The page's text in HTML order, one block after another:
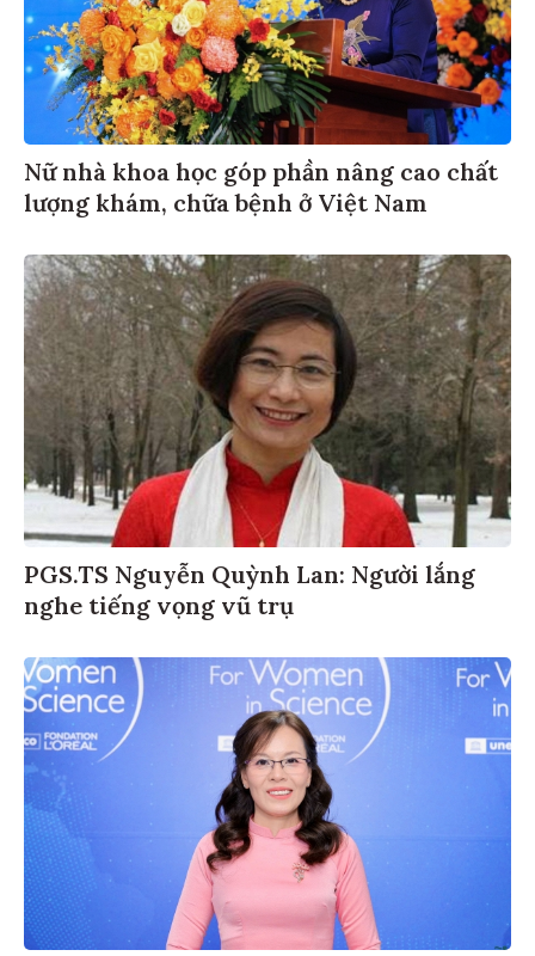
Nữ nhà khoa học góp phần nâng cao chất
lượng khám, chữa bệnh ở Việt Nam
PGS.TS Nguyễn Quỳnh Lan: Người lắng
nghe tiếng vọng vũ trụ